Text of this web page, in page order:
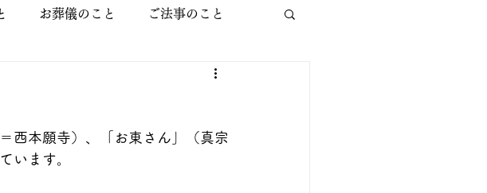
お葬儀のこと ご法事のこと
西本願寺）、「お東さん」（真宗
います。